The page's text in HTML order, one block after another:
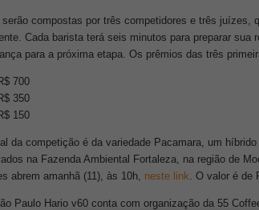
compostas por três competidores e três juízes,
Cada barista terá seis minutos para preparar
para a próxima etapa. Os prêmios das três
700
350
150
da competição é da variedade Pacamara, um
na Fazenda Ambiental Fortaleza, na região de
abrem amanhã (11), às 10h, neste link . O valor é de
Paulo Hario v60 conta com organização da 55